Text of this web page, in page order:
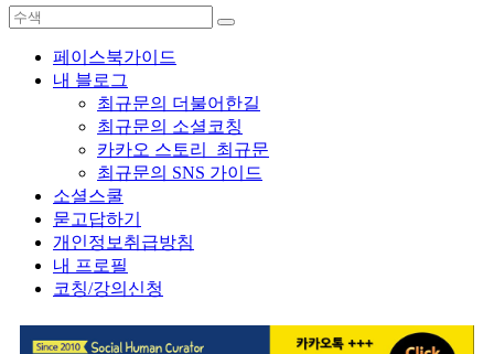
페이스북가이드
내 블로그
최규문의 더불어한길
최규문의 소셜코칭
카카오 스토리_최규문
최규문의 SNS 가이드
소셜스쿨
묻고답하기
개인정보취급방침
내 프로필
코칭/강의신청